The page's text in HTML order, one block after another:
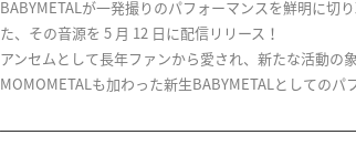
BABYMETALが一発撮りのパフォーマンスを鮮明に切
た、その音源を 5 月 12 日に配信リリース！
アンセムとして長年ファンから愛され、新たな活動の
MOMOMETALも加わった新生BABYMETALとしてのパ